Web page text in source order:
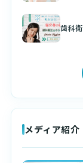
歯科
メディア紹介